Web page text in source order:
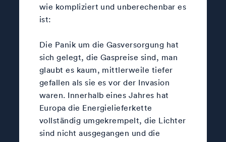
wie kompliziert und unberechenbar es
ist:
Die Panik um die Gasversorgung hat
sich gelegt, die Gaspreise sind, man
glaubt es kaum, mittlerweile tiefer
gefallen als sie es vor der Invasion
waren. Innerhalb eines Jahres hat
Europa die Energielieferkette
vollständig umgekrempelt, die Lichter
sind nicht ausgegangen und die